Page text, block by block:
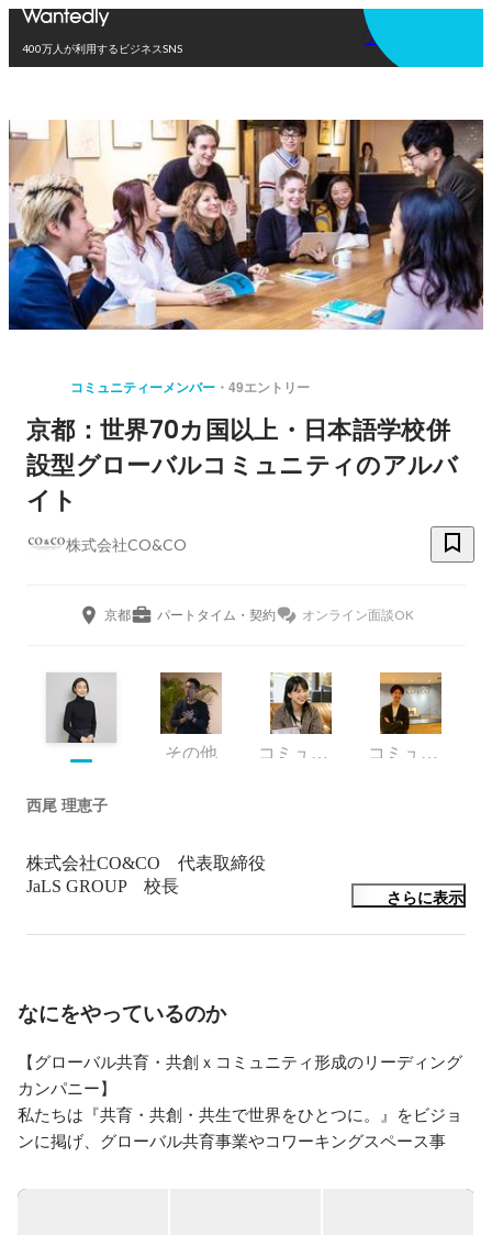
400万人が利用するビジネスSNS
アプリを使う
コミュニティーメンバー 49エントリー
京都：世界70カ国以上・日本語学校併
設型グローバルコミュニティのアルバ
イト
株式会社CO&CO
京都 パートタイム・契約 オンライン面談OK
その他 コミュニティーマネージャー コミュニケーター
西尾 理恵子
株式会社CO&CO　代表取締役
JaLS GROUP　校長
それまで、東京やベトナム、マレーシアでの日本語教師
て。右も左も分からず、暗中模索の中で、最初に来てく
れた学生は、たったの2名でした。
そんな学校が、今では年間400名の学生が日本語を学ぶ
日本語学校になりました。
さらに表示
なにをやっているのか
【グローバル共育・共創ｘコミュニティ形成のリーディング
カンパニー】
私たちは『共育・共創・共生で世界をひとつに。』をビジョ
ンに掲げ、グローバル共育事業やコワーキングスペース事
メディア事業などを主軸に様々な事業を展開しています。